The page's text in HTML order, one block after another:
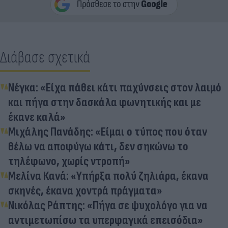
Διάβασε σχετικά
Νέγκα: «Είχα πάθει κάτι παχύνσεις στον λαιμό
και πήγα στην δασκάλα φωνητικής και με
έκανε καλά»
Μιχάλης Πανάδης: «Είμαι ο τύπος που όταν
θέλω να αποφύγω κάτι, δεν σηκώνω το
τηλέφωνο, χωρίς ντροπή»
Μελίνα Κανά: «Υπήρξα πολύ ζηλιάρα, έκανα
σκηνές, έκανα χοντρά πράγματα»
Νικόλας Ράπτης: «Πήγα σε ψυχολόγο για να
αντιμετωπίσω τα υπερφαγικά επεισόδια»